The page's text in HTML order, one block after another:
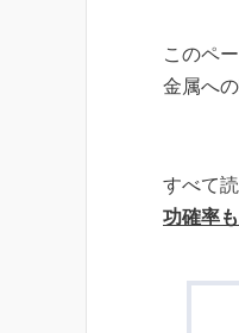
このペ
金属へ
すべて
功確率